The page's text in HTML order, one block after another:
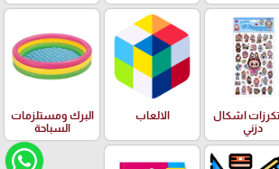
اشكال
دزني
الالعاب
البرك ومستلزمات
السباحة